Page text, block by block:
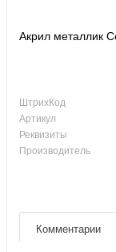
Акрил металлик
ШтрихКод
Артикул
Реквизиты
Производитель
Комментарии